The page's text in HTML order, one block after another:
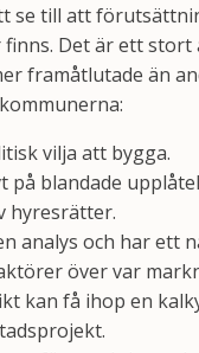
se till att
Det är ett stort
framåtlutade än
vilja att bygga.
på blandade
hyresrätter.
analys och har ett
över var
kan få ihop en
.